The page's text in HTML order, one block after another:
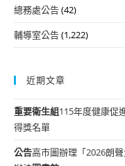
總務處公告(42)
輔導室公告(1,222)
近期文章
重要衛生組115年度健康促
得獎名單
公告高市圖辦理「2026朗